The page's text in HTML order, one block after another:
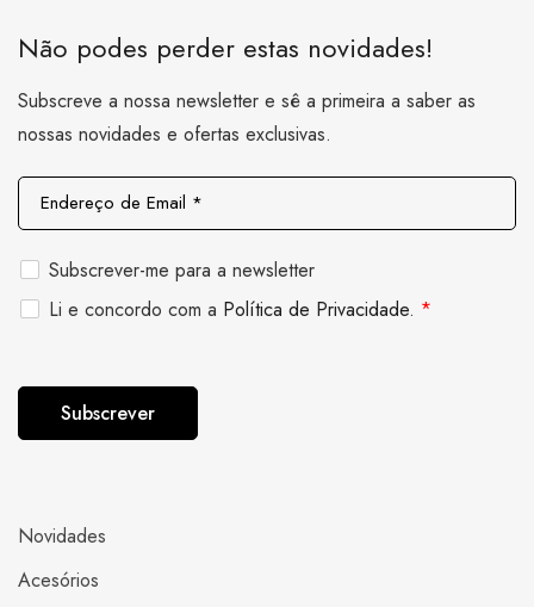
Não podes perder estas novidades!
Subscreve a nossa newsletter e sê a primeira a saber as
nossas novidades e ofertas exclusivas.
E
n
d
r
ç
E
a
Subscrever-me para a newsletter
C
e
i
m
Li e concordo com a Política de Privacidade. *
Subscrever
Novidades
Acesórios